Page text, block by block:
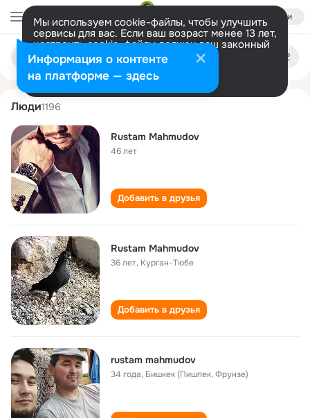
Войти
Мы используем cookie-файлы, чтобы улучшить
сервисы для вас. Если ваш возраст менее 13 лет,
настроить cookie-файлы должен ваш законный
представитель. Больше информации
Разрешить все Настроить
Поиск
людям
rustam mahmudov
Люди1196
Rustam Mahmudov
46 лет
Добавить в друзья
Rustam Mahmudov
36 лет, Курган-Тюбе
Добавить в друзья
rustam mahmudov
34 года, Бишкек (Пишпек, Фрунзе)
Информация о контенте
на платформе — здесь